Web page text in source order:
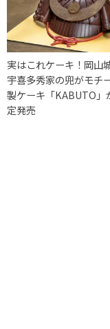
実はこれケーキ！岡山
宇喜多秀家の兜がモチ
製ケーキ「KABUTO」
定発売